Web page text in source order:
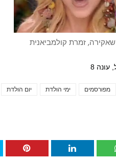
שאקירה, זמרת קולמביאנית
יום הולדת ימי הולדת מפורסמים